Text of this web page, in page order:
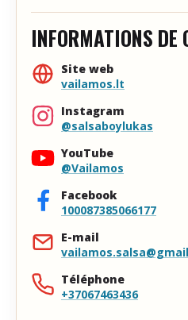
INFORMATIONS DE
Site web
vailamos.lt
Instagram
@salsaboylukas
YouTube
@Vailamos
Facebook
100087385066177
E-mail
Téléphone
+37067463436